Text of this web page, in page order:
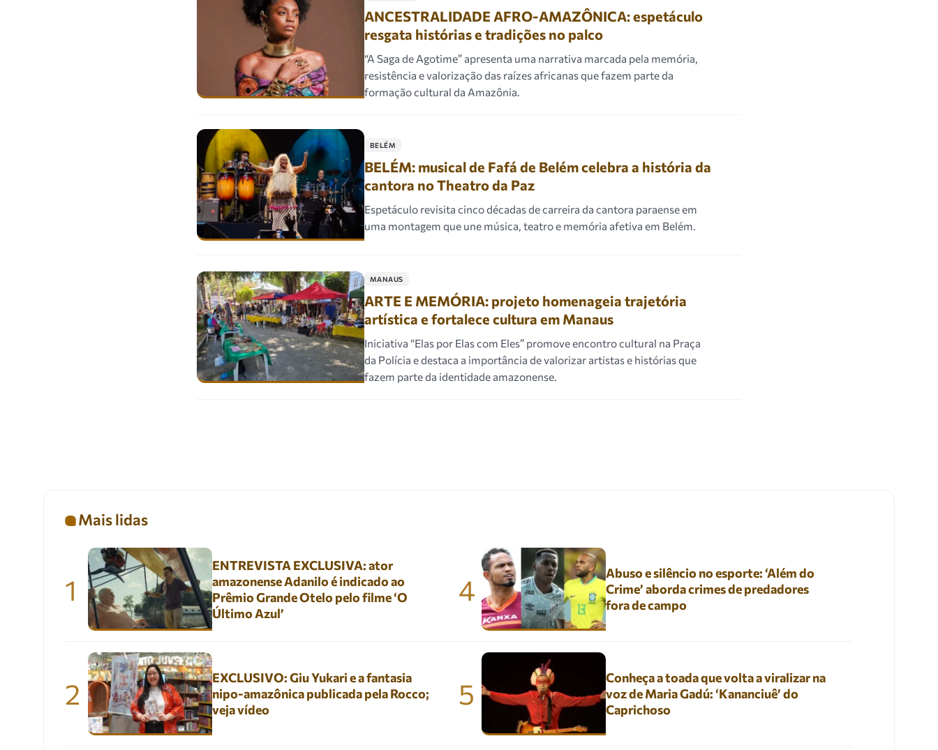
ANCESTRALIDADE AFRO-AMAZÔNICA: espetáculo
resgata histórias e tradições no palco
“A Saga de Agotime” apresenta uma narrativa marcada pela memória,
resistência e valorização das raízes africanas que fazem parte da
formação cultural da Amazônia.
BELÉM
BELÉM: musical de Fafá de Belém celebra a história da
cantora no Theatro da Paz
Espetáculo revisita cinco décadas de carreira da cantora paraense em
uma montagem que une música, teatro e memória afetiva em Belém.
MANAUS
ARTE E MEMÓRIA: projeto homenageia trajetória
artística e fortalece cultura em Manaus
Iniciativa “Elas por Elas com Eles” promove encontro cultural na Praça
da Polícia e destaca a importância de valorizar artistas e histórias que
fazem parte da identidade amazonense.
Mais lidas
1
ENTREVISTA EXCLUSIVA: ator
amazonense Adanilo é indicado ao
Prêmio Grande Otelo pelo filme ‘O
Último Azul’
2
EXCLUSIVO: Giu Yukari e a fantasia
nipo-amazônica publicada pela Rocco;
veja vídeo
4
Abuso e silêncio no esporte: ‘Além do
Crime’ aborda crimes de predadores
fora de campo
5
Conheça a toada que volta a viralizar na
voz de Maria Gadú: ‘Kananciuê’ do
Caprichoso